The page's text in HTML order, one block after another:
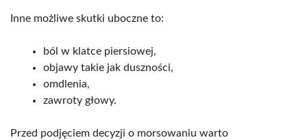
Inne możliwe skutki uboczne to:
ból w klatce piersiowej,
objawy takie jak duszności,
omdlenia,
zawroty głowy.
Przed podjęciem decyzji o morsowaniu warto